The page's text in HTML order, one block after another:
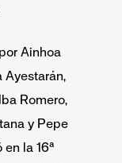
Ainhoa
Ayestarán,
Romero,
y Pepe
la 16ª